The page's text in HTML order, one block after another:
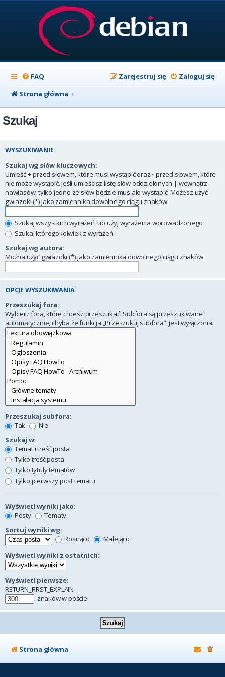
FAQ Zaloguj się
Zarejestruj się
Strona główna
Szukaj
WYSZUKIWANIE
Szukaj wg słów kluczowych:
Umieść +przed słowem, które musi wystąpić oraz - przed słowem, które
nie może wystąpić. Jeśli umieścisz listę słów oddzielonych | wewnątrz
nawiasów, tylko jedno ze słów będzie musiało wystąpić. Możesz użyć
gwiazdki (*) jako zamiennika dowolnego ciągu znaków.
Szukaj wszystkich wyrażeń lub użyj wyrażenia wprowadzonego
Szukaj któregokolwiek z wyrażeń
Szukaj wg autora:
Można użyć gwiazdki (*) jako zamiennika dowolnego ciągu znaków.
OPCJE WYSZUKIWANIA
Przeszukaj fora:
Wybierz fora, które chcesz przeszukać. Subfora są przeszukiwane
automatycznie, chyba że funkcja „Przeszukuj subfora”, jest wyłączona.
Przeszukaj subfora:
Tak
Nie
Szukaj w:
Temat i treść posta
Tylko treść posta
Tylko tytuły tematów
Tylko pierwszy post tematu
Wyświetl wyniki jako:
Posty
Tematy
Sortuj wyniki wg:
Rosnąco
Malejąco
Wyświetl wyniki z ostatnich:
Wyświetl pierwsze:
RETURN_FIRST_EXPLAIN
znaków w poście
Strona główna